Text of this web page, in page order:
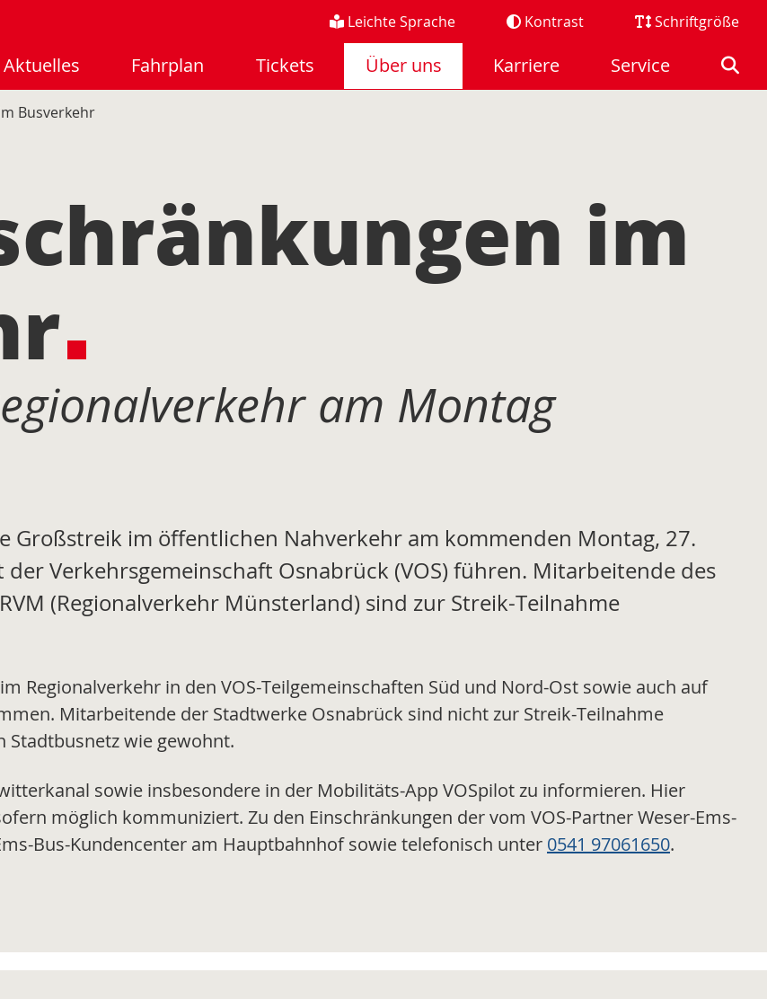
Leichte Sprache Kontrast Schriftgröße
Aktuelles Fahrplan Tickets Über uns Karriere Service
Busverkehr
im
am Montag
Großstreik im öffentlichen Nahverkehr am kommenden Montag, 27.
Verkehrsgemeinschaft Osnabrück (VOS) führen. Mitarbeitende des
(Regionalverkehr Münsterland) sind zur Streik-Teilnahme
Regionalverkehr in den VOS-Teilgemeinschaften Süd und Nord-Ost sowie auch auf
Mitarbeitende der Stadtwerke Osnabrück sind nicht zur Streik-Teilnahme
wie gewohnt.
sowie insbesondere in der Mobilitäts-App VOSpilot zu informieren. Hier
möglich kommuniziert. Zu den Einschränkungen der vom VOS-Partner Weser-Ems-
Bus-Kundencenter am Hauptbahnhof sowie telefonisch unter 0541 97061650.